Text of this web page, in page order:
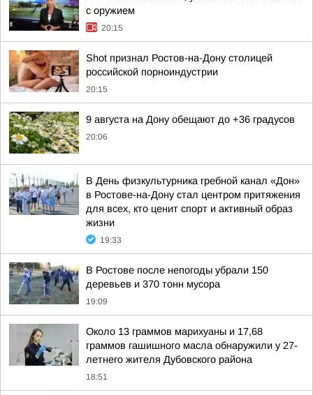
с оружием
20:15
Shot признал Ростов-на-Дону столицей
российской порноиндустрии
20:15
9 августа на Дону обещают до +36 градусов
20:06
В День физкультурника гребной канал «Дон»
в Ростове-на-Дону стал центром притяжения
для всех, кто ценит спорт и активный образ
жизни
19:33
В Ростове после непогоды убрали 150
деревьев и 370 тонн мусора
19:09
Около 13 граммов марихуаны и 17,68
граммов гашишного масла обнаружили у 27-
летнего жителя Дубовского района
18:51